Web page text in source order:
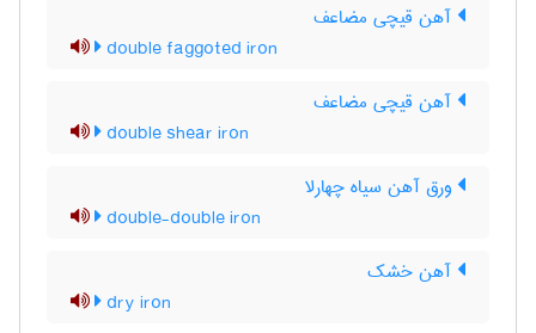
آهن قیچی مضاعف
double faggoted iron
آهن قیچی مضاعف
double shear iron
ورق آهن سیاه چهارلا
double-double iron
آهن خشک
dry iron